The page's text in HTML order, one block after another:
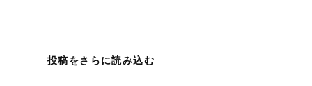
投稿をさらに読み込む